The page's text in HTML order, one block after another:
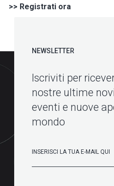
>> Registrati ora
NEWSLETTER
Iscriviti per
nostre ultime
eventi e nuove
mondo